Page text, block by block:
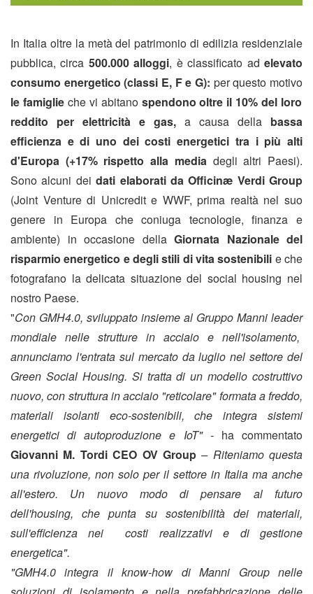
In Italia oltre la metà del patrimonio di edilizia residenziale
pubblica, circa 500.000 alloggi, è classificato adelevato
consumo energetico (classi E, F e G): per questo motivo
le famiglie che vi abitanospendono oltre il 10% del loro
reddito per elettricità e gas, a causa della bassa
efficienza e di uno dei costi energetici tra i più alti
d'Europa (+17% rispetto alla media degli altri Paesi).
Sono alcuni deidati elaborati da Officinæ Verdi Group
(Joint Venture di Unicredit e WWF, prima realtà nel suo
genere in Europa che coniuga tecnologie, finanza e
ambiente) in occasione della Giornata Nazionale del
risparmio energetico e degli stili di vita sostenibili e che
fotografano la delicata situazione del social housing nel
nostro Paese.
"Con GMH4.0, sviluppato insieme al Gruppo Manni leader
mondiale nelle strutture in acciaio e nell'isolamento,
annunciamo l'entrata sul mercato da luglio nel settore del
Green Social Housing. Si tratta di un modello costruttivo
nuovo, con struttura in acciaio "reticolare" formata a freddo,
materiali isolanti eco-sostenibili, che integra sistemi
energetici di autoproduzione e IoT" - ha commentato
Giovanni M. Tordi CEO OV Group– Riteniamo questa
una rivoluzione, non solo per il settore in Italia ma anche
all'estero. Un nuovo modo di pensare al futuro
dell'housing, che punta su sostenibilità dei materiali,
sull'efficienza nei costi realizzativi e di gestione
energetica".
"GMH4.0 integra il know-how di Manni Group nelle